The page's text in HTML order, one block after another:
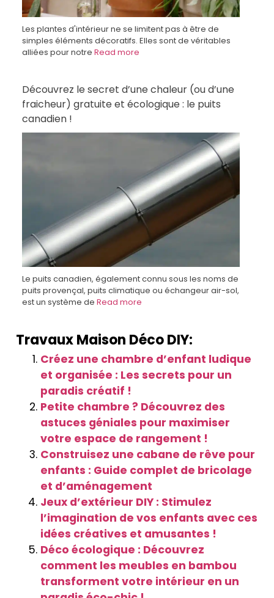
Les plantes d'intérieur ne se limitent pas à être de
simples éléments décoratifs. Elles sont de véritables
alliées pour notre Read more
Découvrez le secret d’une chaleur (ou d’une
fraicheur) gratuite et écologique : le puits
canadien !
Le puits canadien, également connu sous les noms de
puits provençal, puits climatique ou échangeur air-sol,
est un système de Read more
Travaux Maison Déco DIY:
Créez une chambre d’enfant ludique
et organisée : Les secrets pour un
paradis créatif !
Petite chambre ? Découvrez des
astuces géniales pour maximiser
votre espace de rangement !
Construisez une cabane de rêve pour
enfants : Guide complet de bricolage
et d’aménagement
Jeux d’extérieur DIY : Stimulez
l’imagination de vos enfants avec ces
idées créatives et amusantes !
Déco écologique : Découvrez
comment les meubles en bambou
transforment votre intérieur en un